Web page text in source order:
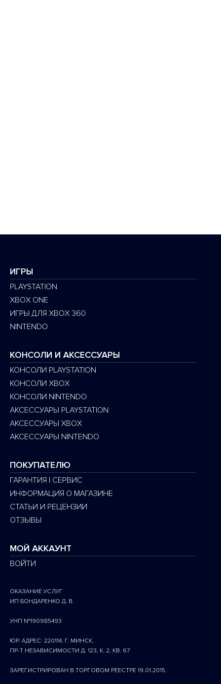
ИГРЫ
PLAYSTATION
XBOX ONE
ИГРЫ ДЛЯ XBOX 360
NINTENDO
КОНСОЛИ И АКСЕССУАРЫ
КОНСОЛИ PLAYSTATION
КОНСОЛИ XBOX
КОНСОЛИ NINTENDO
АКСЕССУАРЫ PLAYSTATION
АКСЕССУАРЫ XBOX
АКСЕССУАРЫ NINTENDO
ПОКУПАТЕЛЮ
ГАРАНТИЯ | СЕРВИС
ИНФОРМАЦИЯ О МАГАЗИНЕ
СТАТЬИ И РЕЦЕНЗИИ
ОТЗЫВЫ
МОЙ АККАУНТ
ВОЙТИ
ОКАЗАНИЕ УСЛУГ
ИП БОНДАРЕНКО Д. В.
УНП №190985493
ЮР. АДРЕС: 220114, Г. МИНСК,
ПР-Т НЕЗАВИСИМОСТИ Д. 123, К. 2, КВ. 67
ЗАРЕГИСТРИРОВАН В ТОРГОВОМ РЕЕСТРЕ 19.01.2015.